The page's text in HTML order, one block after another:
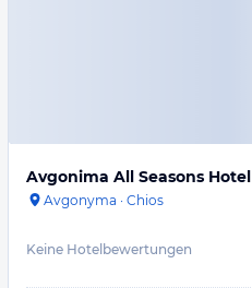
Avgonima All Seasons Hotel
Avgonyma · Chios
Keine Hotelbewertungen